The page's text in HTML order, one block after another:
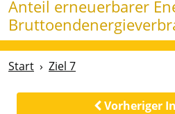
Anteil erneuerbarer
Start Ziel 7
Vorheriger